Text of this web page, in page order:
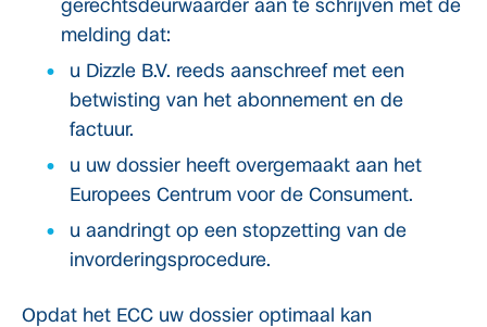
gerechtsdeurwaarder aan te schrijven met de
melding dat:
u Dizzle B.V. reeds aanschreef met een
betwisting van het abonnement en de
factuur.
u uw dossier heeft overgemaakt aan het
Europees Centrum voor de Consument.
u aandringt op een stopzetting van de
invorderingsprocedure.
Opdat het ECC uw dossier optimaal kan